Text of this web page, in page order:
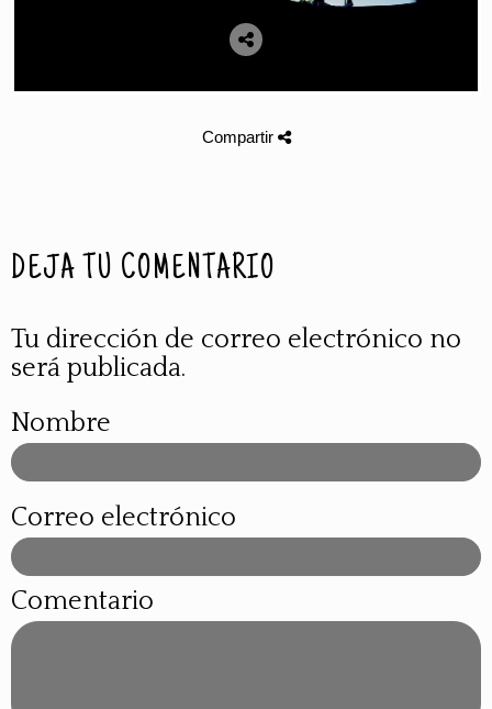
Compartir
DEJA TU COMENTARIO
Tu dirección de correo electrónico no
será publicada.
Nombre
Correo electrónico
Comentario